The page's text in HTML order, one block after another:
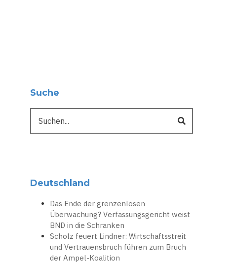
Suche
Deutschland
Das Ende der grenzenlosen
Überwachung? Verfassungsgericht weist
BND in die Schranken
Scholz feuert Lindner: Wirtschaftsstreit
und Vertrauensbruch führen zum Bruch
der Ampel-Koalition